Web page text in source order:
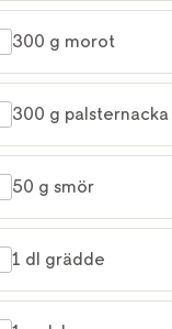
300 g morot
300 g palsternacka
50 g smör
1 dl grädde